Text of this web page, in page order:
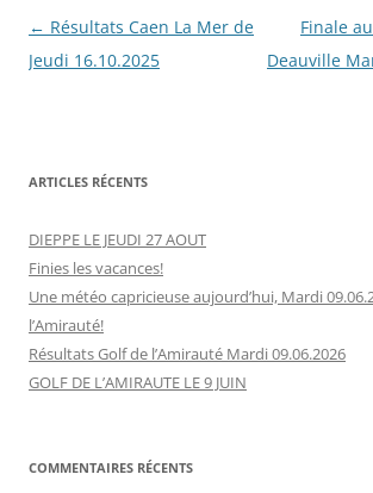
Navigation
des
← Résultats Caen La Mer de
Jeudi 16.10.2025
Finale
Deauville
ARTICLES RÉCENTS
DIEPPE LE JEUDI 27 AOUT
Finies les vacances!
Une météo capricieuse aujourd’hui, Mardi
l’Amirauté!
Résultats Golf de l’Amirauté Mardi 09.06.2026
GOLF DE L’AMIRAUTE LE 9 JUIN
COMMENTAIRES RÉCENTS